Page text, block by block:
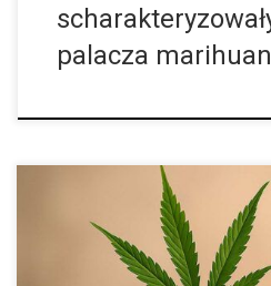
palacza
Nadzieja dla pacjentów z